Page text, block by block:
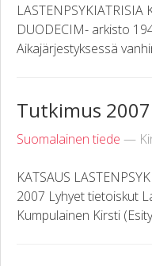
DUODECIM- arkisto
Aikajärjestyksessä
Tutkimus 2007
Suomalainen tiede —
KATSAUS
2007 Lyhyet tietoiskut
Kumpulainen Kirsti